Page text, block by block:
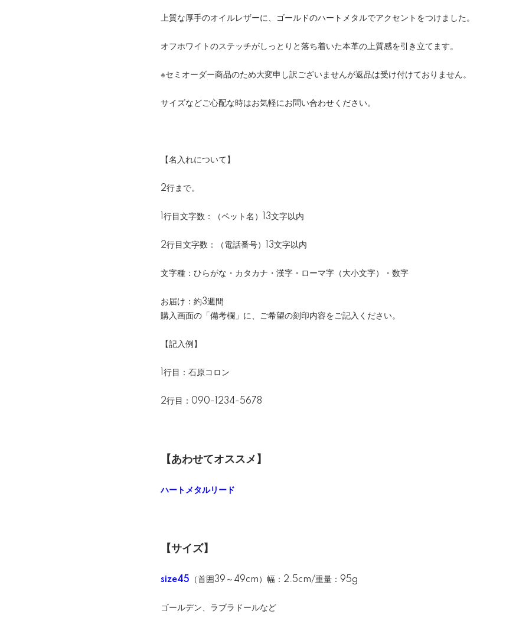
上質な厚手のオイルレザーに、ゴールドのハートメタルでアクセントをつけました。
オフホワイトのステッチがしっとりと落ち着いた本革の上質感を引き立てます。
※セミオーダー商品のため大変申し訳ございませんが返品は受け付けておりません。
サイズなどご心配な時はお気軽にお問い合わせください。
【名入れについて】
2行まで。
1行目文字数：（ペット名）13文字以内
2行目文字数：（電話番号）13文字以内
文字種：ひらがな・カタカナ・漢字・ローマ字（大小文字）・数字
お届け：約3週間
購入画面の「備考欄」に、ご希望の刻印内容をご記入ください。
【記入例】
1行目：石原コロン
2行目：090-1234-5678
【あわせてオススメ】
ハートメタルリード
【サイズ】
size45 （首囲39～49cm）幅：2.5cm/重量：95g
ゴールデン、ラブラドールなど